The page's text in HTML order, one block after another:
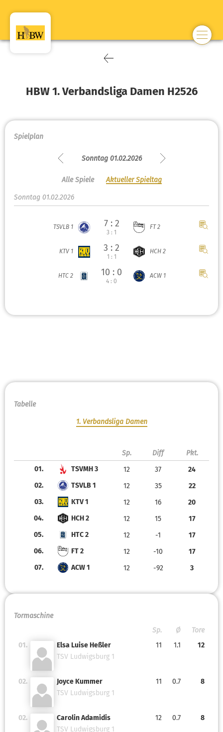
HBW 1. Verbandsliga Damen H2526
Spielplan
Sonntag 01.02.2026
Alle Spiele Aktueller Spieltag
Sonntag 01.02.2026
TSVLB 1 7 : 2
3 : 1
FT 2
KTV 1 3 : 2
1 : 1
HCH 2
HTC 2 10 : 0
4 : 0
ACW 1
Tabelle
1. Verbandsliga Damen
Sp. Diff
Pkt.
01.
TSVMH 3 12 37
24
02.
TSVLB 1 12 35
22
03.
KTV 1 12 16
20
04.
HCH 2 12 15
17
05.
HTC 2 12 -1
17
06.
FT 2 12 -10
17
07.
ACW 1 12 -92 3
Tormaschine
Sp.
Ø
Tore
01.
Elsa Luise Heßler
TSV Ludwigsburg 1
11 1.1 12
02.
Joyce Kummer
TSV Ludwigsburg 1
11 0.7 8
02.
Carolin Adamidis
TSV Ludwigsburg 1
12 0.7 8